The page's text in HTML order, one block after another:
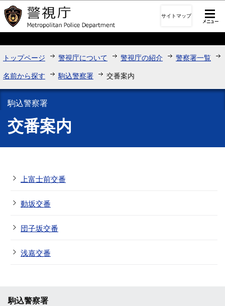
このページの本文へ移動
サイトマップ
トップページ 警視庁について 警視庁の紹介 警察署一覧
名前から探す 駒込警察署 交番案内
駒込警察署
交番案内
上富士前交番
動坂交番
団子坂交番
浅嘉交番
駒込警察署